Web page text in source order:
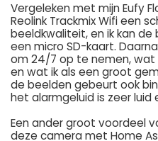
Vergeleken met mijn Eufy
Reolink Trackmix Wifi een
beeldkwaliteit, en ik kan
een micro SD-kaart.
om 24/7 op te nemen, wat
en wat ik als een groot
de beelden gebeurt ook
het alarmgeluid is zeer luid
Een ander groot voordeel
deze camera met Home